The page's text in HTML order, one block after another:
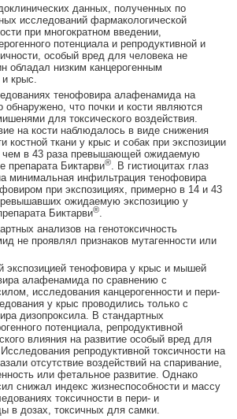
данных, полученных по
исследований фармакологической
при многократном введении,
потенциала и репродуктивной и
особый вред для человека не
обладал низким канцерогенным
крыс.
тенофовира алафенамида на
обнаружено, что почки и кости являются
для токсического воздействия.
на кости наблюдалось в виде снижения
костной ткани у крыс и собак при экспозиции
чем в 43 раза превышающей ожидаемую
препарата Биктарви®. В гистиоцитах глаз
минимальная инфильтрация тенофовира
при экспозициях, примерно в 14 и 43
ожидаемую экспозицию у
Биктарви®.
анализов на генотоксичность
не проявлял признаков мутагенности или
экспозицией тенофовира у крыс и мышей
алафенамида по сравнению с
исследования канцерогенности и пери-
у крыс проводились только с
дизопроксила. В стандартных
потенциала, репродуктивной
влияния на развитие особый вред для
репродуктивной токсичности на
отсутствие воздействий на спаривание,
или фетальное развитие. Однако
снижал индекс жизнеспособности и массу
токсичности в пери- и
в дозах, токсичных для самки.